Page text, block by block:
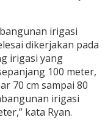
irigasi
dikerjakan pada
irigasi yang
100 meter,
70 cm sampai 80
irigasi
kata Ryan.